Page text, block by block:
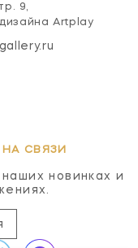
9,
Artplay
СВЯЗИ
новинках и